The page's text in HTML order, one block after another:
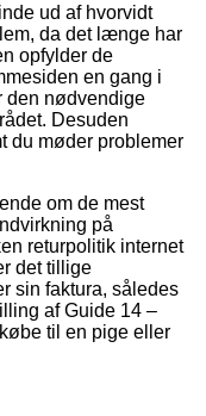
ud af hvorvidt
da det længe har
opfylder de
en gang i
den nødvendige
Desuden
du møder problemer
om de mest
på
returpolitik internet
det tillige
sin faktura, således
af Guide 14 –
til en pige eller